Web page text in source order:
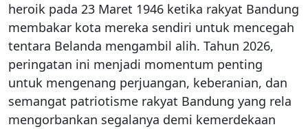
heroik pada 23 Maret 1946 ketika rakyat Bandung
membakar kota mereka sendiri untuk mencegah
tentara Belanda mengambil alih. Tahun 2026,
peringatan ini menjadi momentum penting
untuk mengenang perjuangan, keberanian, dan
semangat patriotisme rakyat Bandung yang rela
mengorbankan segalanya demi kemerdekaan